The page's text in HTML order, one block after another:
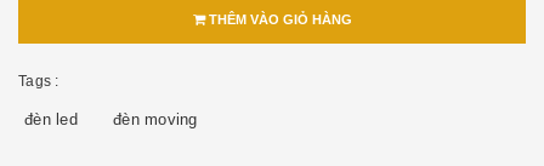
THÊM VÀO GIỎ HÀNG
Tags :
đèn led đèn moving